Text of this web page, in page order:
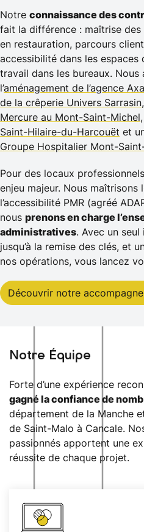
Notre connaissance des
fait la différence : maîtrise
en restauration, parcours
accessibilité dans les espaces
travail dans les bureaux.
l’aménagement de l’agence
de la crêperie Univers Sarrasin
Mercure au Mont-Saint-Michel
Saint-Hilaire-du-Harcouët et
Groupe Hospitalier Mont-
Pour des locaux
enjeu majeur. Nous maîtrisons
l’accessibilité PMR (agréé
nous prenons en charge
administratives. Avec un seul
jusqu’à la remise des clés, et
nos opérations, vous lancez
Découvrir notre
Notre Équipe
Forte d’une expérience
gagné la confiance de
département de la Manche
de Saint-Malo à Cancale.
passionnés apportent une
réussite de chaque projet.